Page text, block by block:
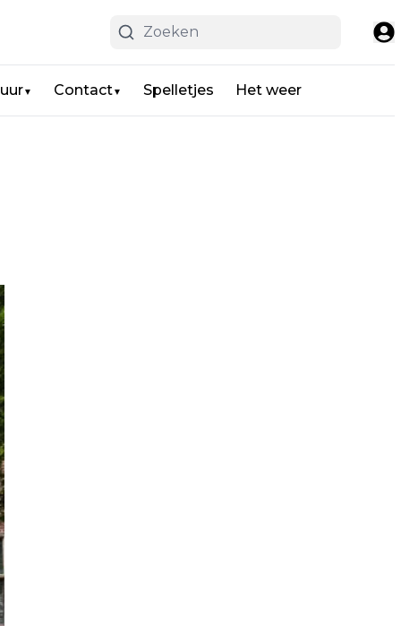
▼ Contact▼ Spelletjes Het weer